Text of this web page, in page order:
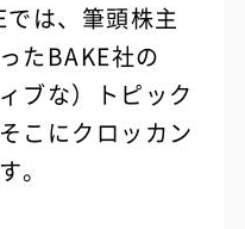
は、筆頭株主
たBAKE社の
ブな）トピック
こにクロッカン
。